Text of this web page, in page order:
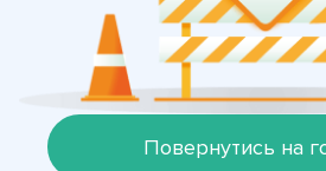
Повернутись на